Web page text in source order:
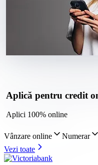
Aplică pentru credit
Aplici 100% online
Vânzare online Numerar
Vezi toate